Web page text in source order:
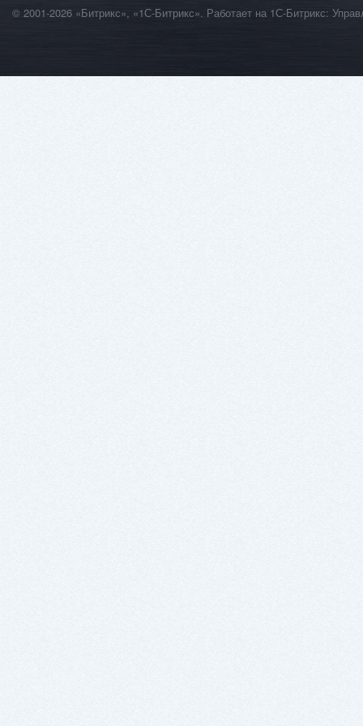
© 2001-2026 «Битрикс», «1С-Битрикс». Работает на 1С-Битрикс: